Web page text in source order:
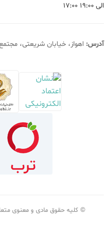
۱۷:۰۰ الی ۱۹:۰۰
آدرس: اهواز، خیابان شریعتی،
© کلیه حقوق مادی و معنوی